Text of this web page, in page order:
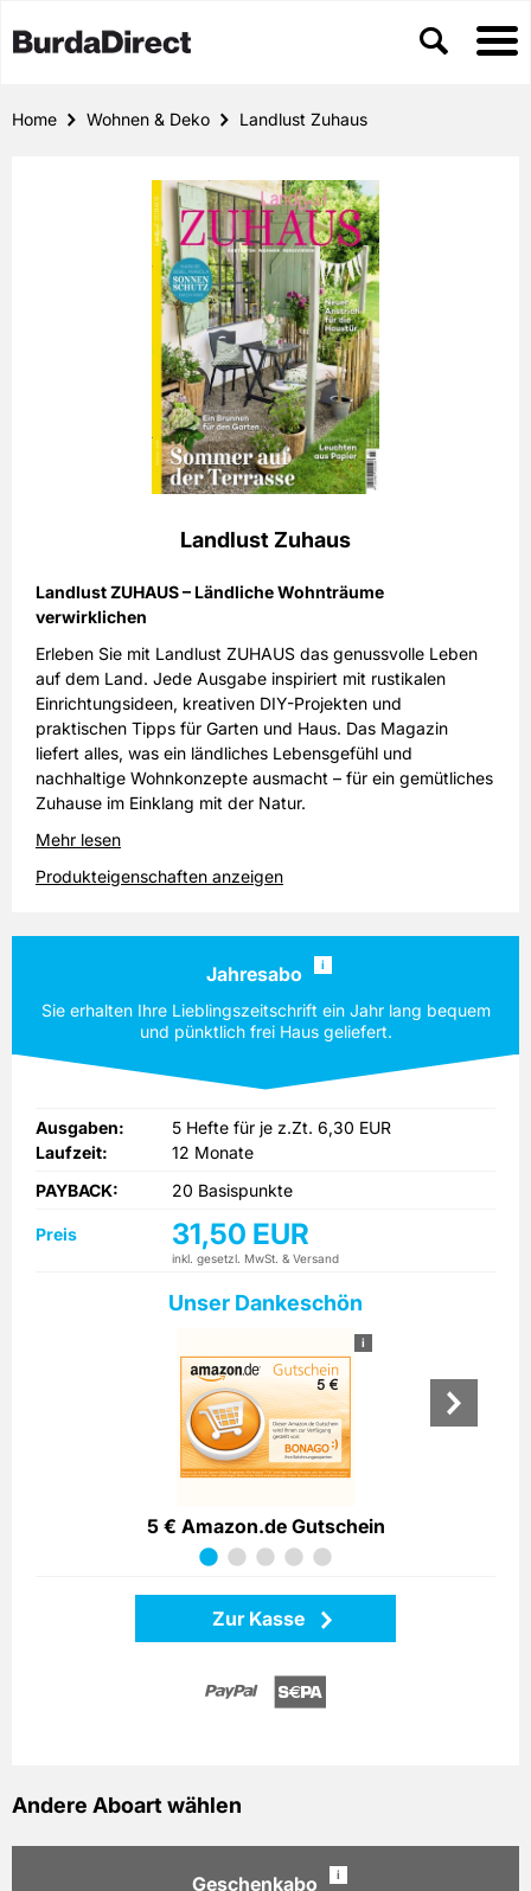
Home Wohnen & Deko Landlust Zuhaus
Landlust Zuhaus
Landlust ZUHAUS – Ländliche Wohnträume
verwirklichen
Erleben Sie mit Landlust ZUHAUS das genussvolle Leben
auf dem Land. Jede Ausgabe inspiriert mit rustikalen
Einrichtungsideen, kreativen DIY-Projekten und
praktischen Tipps für Garten und Haus. Das Magazin
liefert alles, was ein ländliches Lebensgefühl und
nachhaltige Wohnkonzepte ausmacht – für ein gemütliches
Zuhause im Einklang mit der Natur.
Mehr lesen
Produkteigenschaften anzeigen
Jahresabo i
Sie erhalten Ihre Lieblingszeitschrift ein Jahr lang bequem
und pünktlich frei Haus geliefert.
Ausgaben:
5 Hefte für je z.Zt. 6,30 EUR
Laufzeit:
12 Monate
PAYBACK:
20 Basispunkte
Preis 31,50 EUR
inkl. gesetzl. MwSt. & Versand
Unser Dankeschön
i
5 € Amazon.de Gutschein
Zur Kasse
Andere Aboart wählen
Geschenkabo i